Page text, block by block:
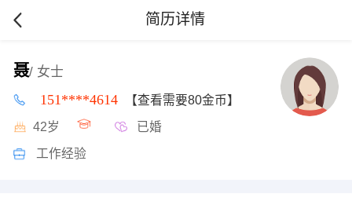
简历详情
聂/ 女士
151****4614 【查看需要80金币】
42岁 已婚
工作经验